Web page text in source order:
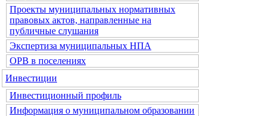
Проекты муниципальных нормативных
правовых актов, направленные на
публичные слушания
Экспертиза муниципальных НПА
ОРВ в поселениях
Инвестиции
Инвестиционный профиль
Информация о муниципальном образовании